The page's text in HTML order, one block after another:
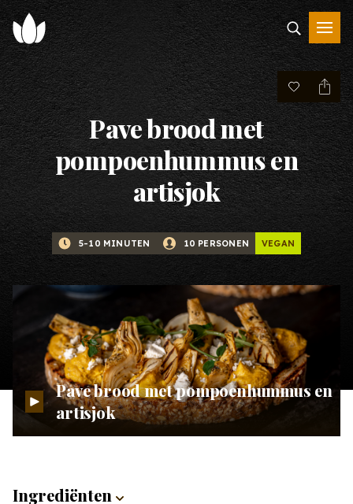
Pave brood met
pompoenhummus en
artisjok
5-10 MINUTEN 10 PERSONEN VEGAN
Pave brood met pompoenhummus en
artisjok
Ingrediënten